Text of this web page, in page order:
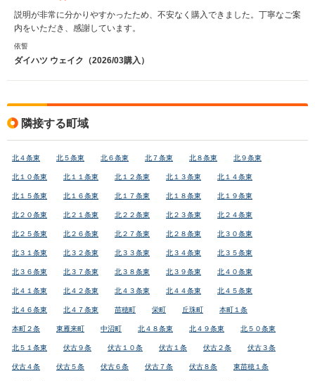
説明が非常に分かりやすかったため、不安なく購入できました。丁寧なご案
内をいただき、感謝しています。
依誓
ダイハツ ウェイク（2026/03購入）
隣接する町域
北４条東 北５条東 北６条東 北７条東 北８条東 北９条東
北１０条東 北１１条東 北１２条東 北１３条東 北１４条東
北１５条東 北１６条東 北１７条東 北１８条東 北１９条東
北２０条東 北２１条東 北２２条東 北２３条東 北２４条東
北２５条東 北２６条東 北２７条東 北２８条東 北３０条東
北３１条東 北３２条東 北３３条東 北３４条東 北３５条東
北３６条東 北３７条東 北３８条東 北３９条東 北４０条東
北４１条東 北４２条東 北４３条東 北４４条東 北４５条東
北４６条東 北４７条東 苗穂町 栄町 丘珠町 本町１条
本町２条 東雁来町 中沼町 北４８条東 北４９条東 北５０条東
北５１条東 伏古９条 伏古１０条 伏古１条 伏古２条 伏古３条
伏古４条 伏古５条 伏古６条 伏古７条 伏古８条 東苗穂１条